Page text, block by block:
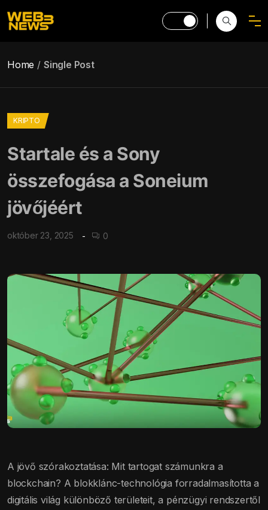
Home Single Post
KRIPTO
Startale és a Sony
összefogása a Soneium
jövőjéért
október 23, 2025 0
A jövő szórakoztatása: Mit tartogat számunkra a
blockchain? A blokklánc-technológia forradalmasította a
digitális világ különböző területeit, a pénzügyi rendszertől